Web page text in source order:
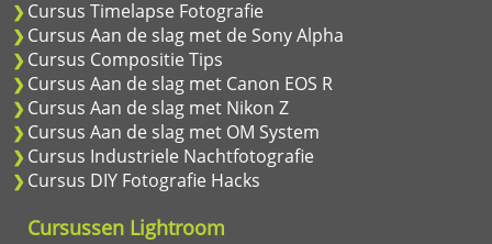
Cursus Timelapse Fotografie
Cursus Aan de slag met de Sony Alpha
Cursus Compositie Tips
Cursus Aan de slag met Canon EOS R
Cursus Aan de slag met Nikon Z
Cursus Aan de slag met OM System
Cursus Industriele Nachtfotografie
Cursus DIY Fotografie Hacks
Cursussen Lightroom